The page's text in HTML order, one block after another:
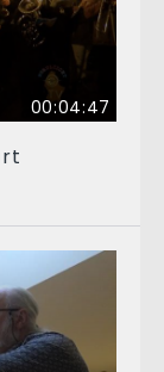
00:04:47